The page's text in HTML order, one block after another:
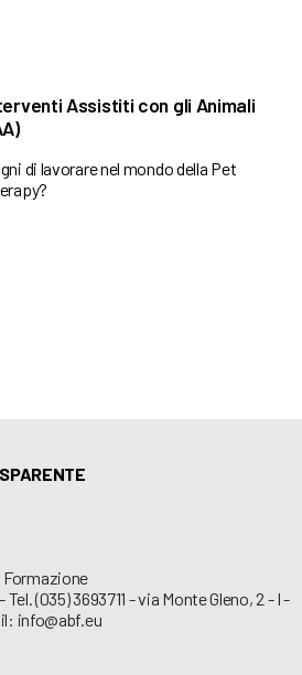
Assistiti con gli Animali
di lavorare nel mondo della Pet
Formazione
(035) 3693711 - via Monte Gleno, 2 - I -
info@abf.eu